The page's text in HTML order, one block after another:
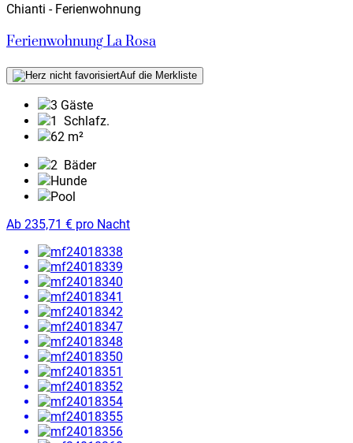
Chianti - Ferienwohnung
Ferienwohnung La Rosa
Auf die Merkliste
3 Gäste
1 Schlafz.
62 m²
2 Bäder
Hunde
Pool
Ab 235,71 € pro Nacht